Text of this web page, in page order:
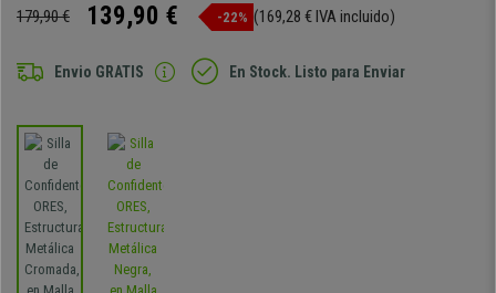
179,90 € 139,90 € -22% (169,28 € IVA incluido)
Envio GRATIS En Stock. Listo para Enviar